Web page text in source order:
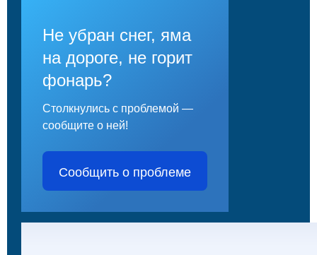
Не убран снег, яма
на дороге, не горит
фонарь?
Столкнулись с проблемой —
сообщите о ней!
Сообщить о проблеме